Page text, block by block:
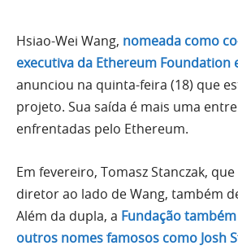
Hsiao-Wei Wang, nomeada como
executiva da Ethereum Foundation
anunciou na quinta-feira (18) que
projeto. Sua saída é mais uma
enfrentadas pelo Ethereum.
Em fevereiro, Tomasz Stanczak,
diretor ao lado de Wang, também
Além da dupla, a Fundação
outros nomes famosos como Josh